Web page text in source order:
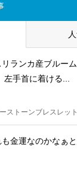
リランカ産ブルー
左手首に着ける...
ストーンブレスレッ
も金運なのかなぁと